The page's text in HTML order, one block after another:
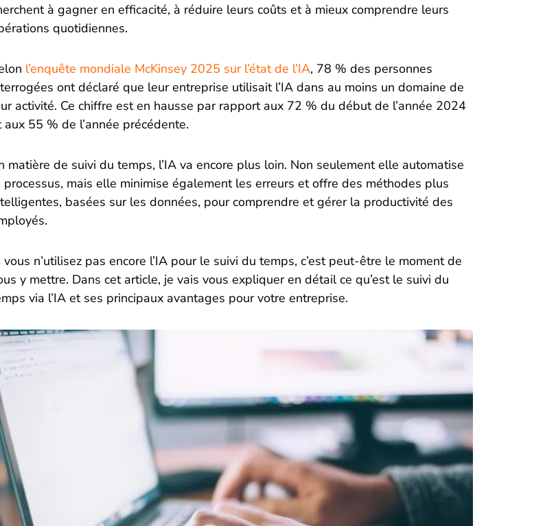
à gagner en efficacité, à réduire leurs coûts et à mieux comprendre leurs
quotidiennes.
l’enquête mondiale McKinsey 2025 sur l’état de l’IA, 78 % des personnes
ont déclaré que leur entreprise utilisait l’IA dans au moins un domaine de
activité. Ce chiffre est en hausse par rapport aux 72 % du début de l’année 2024
aux 55 % de l’année précédente.
matière de suivi du temps, l’IA va encore plus loin. Non seulement elle automatise
processus, mais elle minimise également les erreurs et offre des méthodes plus
basées sur les données, pour comprendre et gérer la productivité des
vous n’utilisez pas encore l’IA pour le suivi du temps, c’est peut-être le moment de
y mettre. Dans cet article, je vais vous expliquer en détail ce qu’est le suivi du
via l’IA et ses principaux avantages pour votre entreprise.